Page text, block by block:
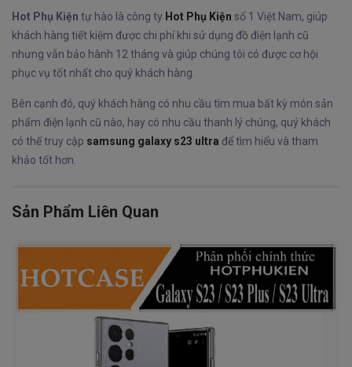
Hot Phụ Kiện tự hào là công ty Hot Phụ Kiện số 1 Việt Nam, giúp
khách hàng tiết kiệm được chi phí khi sử dụng đồ điện lạnh cũ
nhưng vẫn bảo hành 12 tháng và giúp chúng tôi có được cơ hội
phục vụ tốt nhất cho quý khách hàng.
Bên cạnh đó, quý khách hàng có nhu cầu tìm mua bất kỳ món sản
phẩm điện lạnh cũ nào, hay có nhu cầu thanh lý chúng, quý khách
có thể truy cập samsung galaxy s23 ultra để tìm hiểu và tham
khảo tốt hơn.
Sản Phẩm Liên Quan